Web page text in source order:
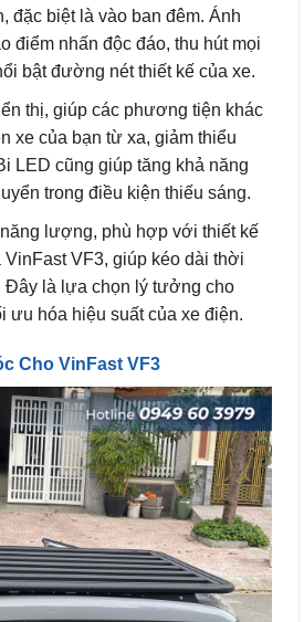
đặc biệt là vào ban đêm. Ánh
điểm nhấn độc đáo, thu hút mọi
bật đường nét thiết kế của xe.
thị, giúp các phương tiện khác
xe của bạn từ xa, giảm thiểu
LED cũng giúp tăng khả năng
trong điều kiện thiếu sáng.
lượng, phù hợp với thiết kế
VinFast VF3, giúp kéo dài thời
Đây là lựa chọn lý tưởng cho
ưu hóa hiệu suất của xe điện.
Cho VinFast VF3